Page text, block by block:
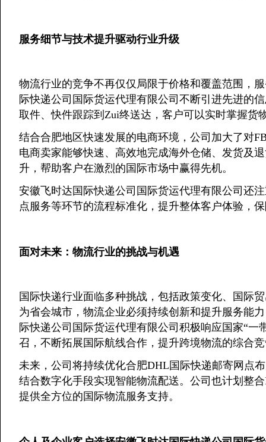
服务细节与技术提升驱动行业升级
物流行业的竞争不再仅仅局限于价格和覆盖范围，
际快递公司国际货运代理有限公司不断引进先进的
取件、快件跟踪到Zui终送达，客户可以实时掌握货
结合合肥地区快速发展的电商环境，公司加大了对
电商卖家能够快速、高效地完成海外仓储、发货及
升，帮助客户在激烈的国际市场中赢得先机。
安徽飞时达国际快递公司国际货运代理有限公司还
点服务等环节的流程标准化，提升整体客户体验，
面对未来：物流行业的挑战与机遇
国际快递行业面临多种挑战，包括政策变化、国际
为省会城市，物流企业必须持续创新和提升服务能
际快递公司国际货运代理有限公司积极响应国家“
召，不断拓展国际航线合作，提升跨境物流的综合
未来，公司将持续优化合肥DHL国际快递邮寄网点
结合数字化手段实现智能物流配送。公司也计划整
提供全方位的国际物流服务支持。